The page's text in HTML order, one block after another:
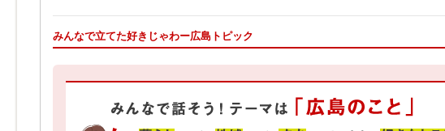
みんなで立てた好きじゃわー広島トピック